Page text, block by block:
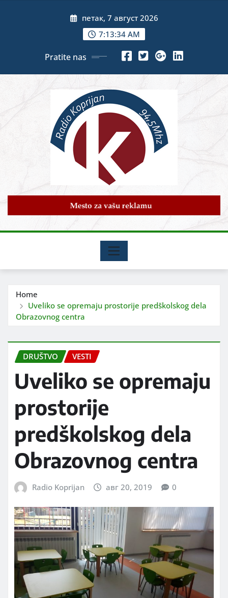
петак, 7 август 2026
7:13:36 AM
Pratite nas
Home
Uveliko se opremaju prostorije predškolskog dela
Obrazovnog centra
DRUŠTVO VESTI
Uveliko se opremaju
prostorije
predškolskog dela
Obrazovnog centra
Radio Koprijan авг 20, 2019 0